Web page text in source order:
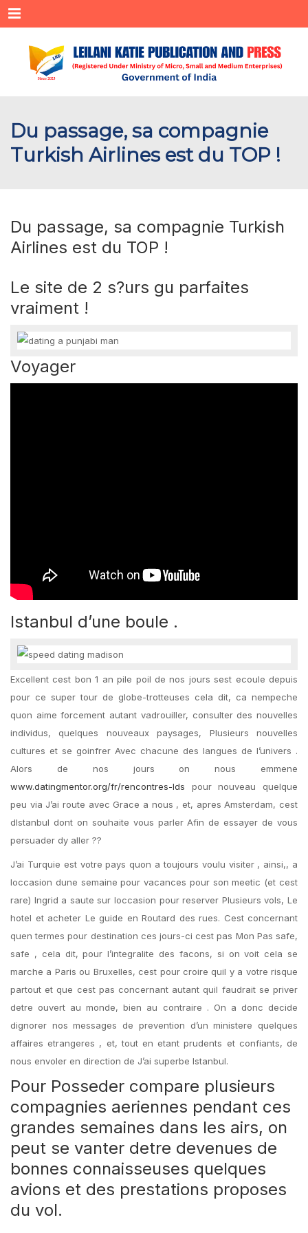
Menu
Du passage, sa compagnie
Turkish Airlines est du TOP !
Du passage, sa compagnie Turkish
Airlines est du TOP !
Le site de 2 s?urs gu parfaites
vraiment !
Voyager
Istanbul d’une boule .
Excellent cest bon 1 an pile poil de nos jours sest ecoule depuis
pour ce super tour de globe-trotteuses cela dit, ca nempeche
quon aime forcement autant vadrouiller, consulter des nouvelles
individus, quelques nouveaux paysages, Plusieurs nouvelles
cultures et se goinfrer Avec chacune des langues de l’univers .
Alors de nos jours on nous emmene
www.datingmentor.org/fr/rencontres-lds pour nouveau quelque
peu via J’ai route avec Grace a nous , et, apres Amsterdam, cest
dIstanbul dont on souhaite vous parler Afin de essayer de vous
persuader dy aller ??
J’ai Turquie est votre pays quon a toujours voulu visiter , ainsi,, a
loccasion dune semaine pour vacances pour son meetic (et cest
rare) Ingrid a saute sur loccasion pour reserver Plusieurs vols, Le
hotel et acheter Le guide en Routard des rues. Cest concernant
quen termes pour destination ces jours-ci cest pas Mon Pas safe,
safe , cela dit, pour l’integralite des facons, si on voit cela se
marche a Paris ou Bruxelles, cest pour croire quil y a votre risque
partout et que cest pas concernant autant quil faudrait se priver
detre ouvert au monde, bien au contraire . On a donc decide
dignorer nos messages de prevention d’un ministere quelques
affaires etrangeres , et, tout en etant prudents et confiants, de
nous envoler en direction de J’ai superbe Istanbul.
Pour Posseder compare plusieurs
compagnies aeriennes pendant ces
grandes semaines dans les airs, on
peut se vanter detre devenues de
bonnes connaisseuses quelques
avions et des prestations proposes
du vol.